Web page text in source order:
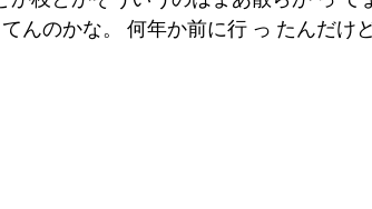
んのかな。 何年か前に行 っ たんだけ